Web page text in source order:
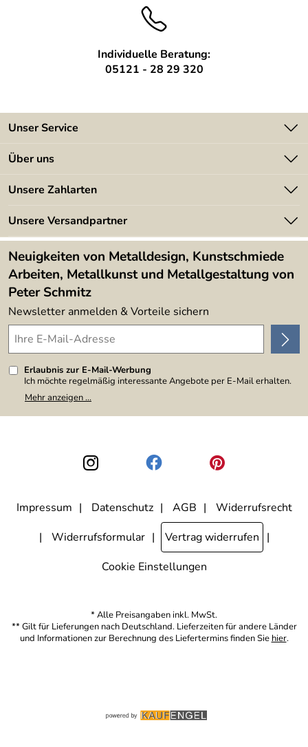
Individuelle Beratung:
05121 - 28 29 320
Unser Service
Kontakt
Kundeninformationen
Newsletter
Lieferbedingungen
Über uns
Angebote
Kundenbewertungen (394)
4,9/5
Unsere Zahlarten
Unsere Versandpartner
Neuigkeiten von Metalldesign, Kunstschmiede
Arbeiten, Metallkunst und Metallgestaltung von
Peter Schmitz
Newsletter anmelden & Vorteile sichern
Erlaubnis zur E-Mail-Werbung
Ich möchte regelmäßig interessante Angebote per E-Mail erhalten.
Meine E-Mail-Adresse wird nicht an andere Unternehmen
weitergegeben. Zu statistischen Zwecken wird in anonymer Form
den Link "Abmelden" am Ende des Newsletters anklicke. Die
Datenschutzerklärung
habe ich zur Kenntnis genommen.
Mehr anzeigen ...
Impressum Datenschutz AGB
Widerrufsrecht
Widerrufsformular
Vertrag widerrufen
Cookie Einstellungen
* Alle Preisangaben inkl. MwSt.
** Gilt für Lieferungen nach Deutschland. Lieferzeiten für andere Länder
und Informationen zur Berechnung des Liefertermins finden Sie hier.